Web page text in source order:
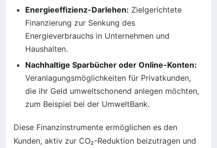
Energieeffizienz-Darlehen: Zielgerichtete
Finanzierung zur Senkung des
Energieverbrauchs in Unternehmen und
Haushalten.
Nachhaltige Sparbücher oder Online-Konten:
Veranlagungsmöglichkeiten für Privatkunden,
die ihr Geld umweltschonend anlegen möchten,
zum Beispiel bei der UmweltBank.
Diese Finanzinstrumente ermöglichen es den
Kunden, aktiv zur CO₂-Reduktion beizutragen und